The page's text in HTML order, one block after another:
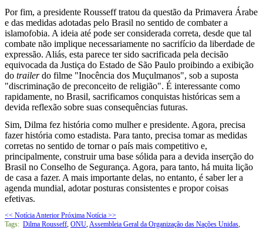
Por fim, a presidente Rousseff tratou da questão da Primavera Árabe
e das medidas adotadas pelo Brasil no sentido de combater a
islamofobia. A ideia até pode ser considerada correta, desde que tal
combate não implique necessariamente no sacrifício da liberdade de
expressão. Aliás, esta parece ter sido sacrificada pela decisão
equivocada da Justiça do Estado de São Paulo proibindo a exibição
do trailerdo filme "Inocência dos Muçulmanos", sob a suposta
"discriminação de preconceito de religião". É interessante como
rapidamente, no Brasil, sacrificamos conquistas históricas sem a
devida reflexão sobre suas consequências futuras.
Sim, Dilma fez história como mulher e presidente. Agora, precisa
fazer história como estadista. Para tanto, precisa tomar as medidas
corretas no sentido de tornar o país mais competitivo e,
principalmente, construir uma base sólida para a devida inserção do
Brasil no Conselho de Segurança. Agora, para tanto, há muita lição
de casa a fazer. A mais importante delas, no entanto, é saber ler a
agenda mundial, adotar posturas consistentes e propor coisas
efetivas.
<< Notícia Anterior Próxima Notícia >>
Tags: Dilma Rousseff, ONU,Assembleia Geral da Organização das Nações Unidas,